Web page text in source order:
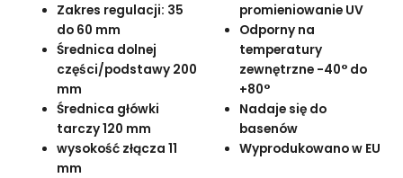
Zakres regulacji: 35
do 60 mm
Średnica dolnej
części/podstawy 200
mm
Średnica główki
tarczy 120 mm
wysokość złącza 11
mm
promieniowanie UV
Odporny na
temperatury
zewnętrzne -40° do
+80°
Nadaje się do
basenów
Wyprodukowano w EU